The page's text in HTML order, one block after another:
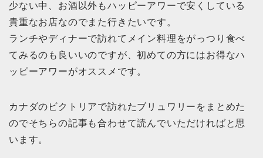
少ない中、お酒以外もハッピーアワーで安くしている
貴重なお店なのでまた行きたいです。
ランチやディナーで訪れてメイン料理をがっつり食べ
てみるのも良いいのですが、初めての方にはお得なハ
ッピーアワーがオススメです。
カナダのビクトリアで訪れたブリュワリーをまとめた
のでそちらの記事も合わせて読んでいただければと思
います。